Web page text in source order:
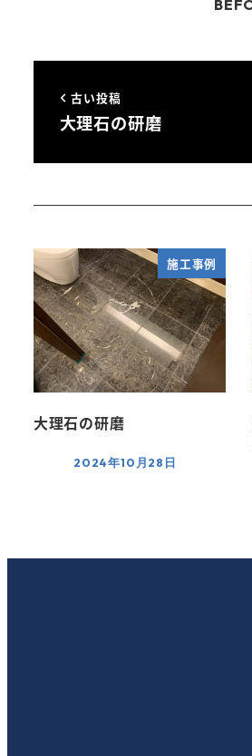
古い投稿
大理石の研磨
施工事例
大理石の研磨
2024年10月28日